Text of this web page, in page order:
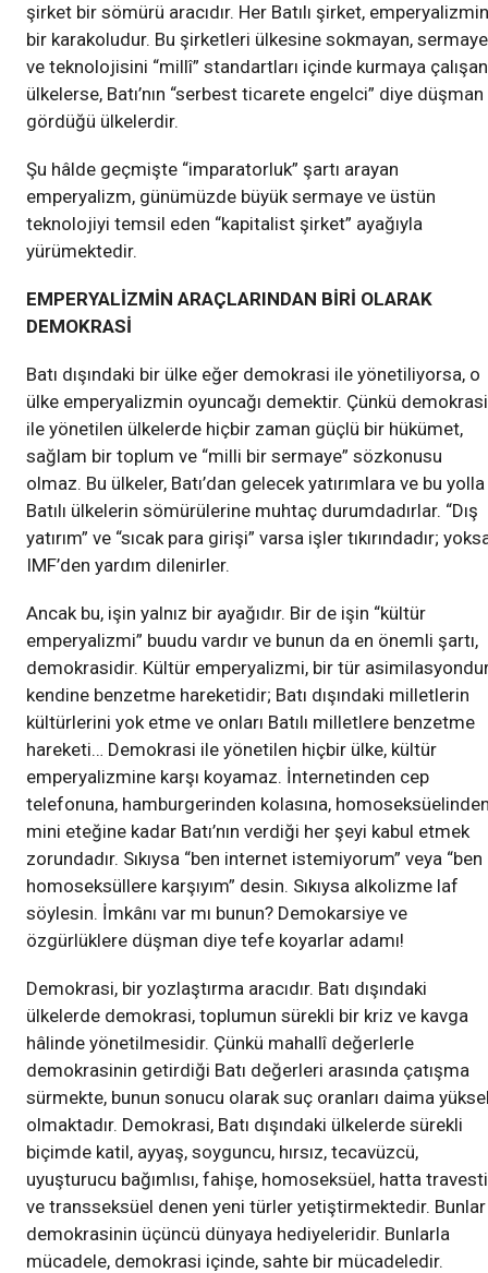
şirket bir sömürü aracıdır. Her Batılı şirket, emperyalizmin
bir karakoludur. Bu şirketleri ülkesine sokmayan, sermaye
ve teknolojisini “millî” standartları içinde kurmaya çalışan
ülkelerse, Batı’nın “serbest ticarete engelci” diye düşman
gördüğü ülkelerdir.
Şu hâlde geçmişte “imparatorluk” şartı arayan
emperyalizm, günümüzde büyük sermaye ve üstün
teknolojiyi temsil eden “kapitalist şirket” ayağıyla
yürümektedir.
EMPERYALİZMİN ARAÇLARINDAN BİRİ OLARAK
DEMOKRASİ
Batı dışındaki bir ülke eğer demokrasi ile yönetiliyorsa, o
ülke emperyalizmin oyuncağı demektir. Çünkü demokrasi
ile yönetilen ülkelerde hiçbir zaman güçlü bir hükümet,
sağlam bir toplum ve “milli bir sermaye” sözkonusu
olmaz. Bu ülkeler, Batı’dan gelecek yatırımlara ve bu yolla
Batılı ülkelerin sömürülerine muhtaç durumdadırlar. “Dış
yatırım” ve “sıcak para girişi” varsa işler tıkırındadır;
IMF’den yardım dilenirler.
Ancak bu, işin yalnız bir ayağıdır. Bir de işin “kültür
emperyalizmi” buudu vardır ve bunun da en önemli şartı,
demokrasidir. Kültür emperyalizmi, bir tür
kendine benzetme hareketidir; Batı dışındaki milletlerin
kültürlerini yok etme ve onları Batılı milletlere benzetme
hareketi… Demokrasi ile yönetilen hiçbir ülke, kültür
emperyalizmine karşı koyamaz. İnternetinden cep
telefonuna, hamburgerinden kolasına,
mini eteğine kadar Batı’nın verdiği her şeyi kabul etmek
zorundadır. Sıkıysa “ben internet istemiyorum” veya “ben
homoseksüllere karşıyım” desin. Sıkıysa alkolizme laf
söylesin. İmkânı var mı bunun? Demokarsiye ve
özgürlüklere düşman diye tefe koyarlar adamı!
Demokrasi, bir yozlaştırma aracıdır. Batı dışındaki
ülkelerde demokrasi, toplumun sürekli bir kriz ve kavga
hâlinde yönetilmesidir. Çünkü mahallî değerlerle
demokrasinin getirdiği Batı değerleri arasında çatışma
sürmekte, bunun sonucu olarak suç oranları daima
olmaktadır. Demokrasi, Batı dışındaki ülkelerde sürekli
biçimde katil, ayyaş, soyguncu, hırsız, tecavüzcü,
uyuşturucu bağımlısı, fahişe, homoseksüel, hatta travesti
ve transseksüel denen yeni türler yetiştirmektedir. Bunlar
demokrasinin üçüncü dünyaya hediyeleridir. Bunlarla
mücadele, demokrasi içinde, sahte bir mücadeledir.